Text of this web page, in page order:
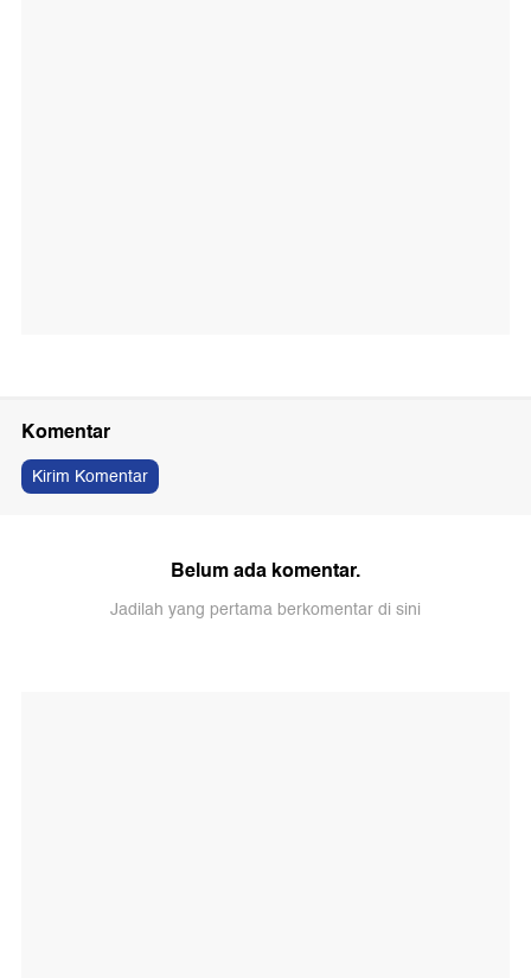
Komentar
Kirim Komentar
Belum ada komentar.
Jadilah yang pertama berkomentar di sini